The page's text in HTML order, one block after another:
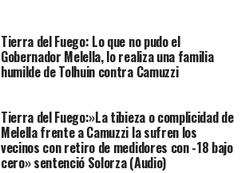
Tierra del Fuego: Lo que no pudo el
Gobernador Melella, lo realiza una familia
humilde de Tolhuin contra Camuzzi
Tierra del Fuego:»La tibieza o complicidad de
Melella frente a Camuzzi la sufren los
vecinos con retiro de medidores con -18 bajo
cero» sentenció Solorza (Audio)